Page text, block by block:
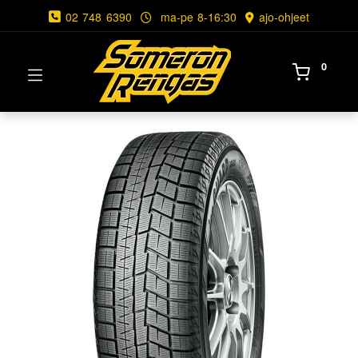
02 748 6390 ma-pe 8-16:30 ajo-ohjeet
0